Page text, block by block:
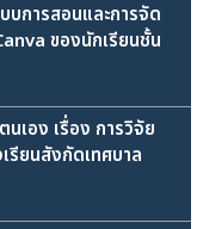
การสอนและการจัด
ของนักเรียนชั้น
เอง เรื่อง การวิจัย
รียนสังกัดเทศบาล